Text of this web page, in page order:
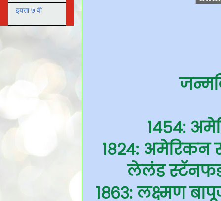
१४५४:
१८२४: अमेरिकन
लेलंड
१८६३: लक्ष्मण
इयत्ता ७ वी